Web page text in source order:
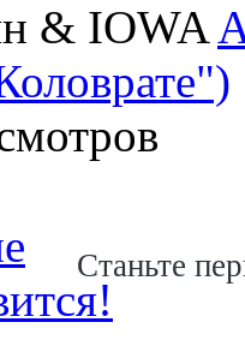
& IOWA
Станьте